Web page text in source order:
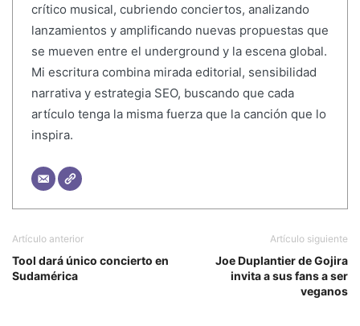
crítico musical, cubriendo conciertos, analizando
lanzamientos y amplificando nuevas propuestas que
se mueven entre el underground y la escena global.
Mi escritura combina mirada editorial, sensibilidad
narrativa y estrategia SEO, buscando que cada
artículo tenga la misma fuerza que la canción que lo
inspira.
Artículo anterior
Tool dará único concierto en
Sudamérica
Artículo siguiente
Joe Duplantier de Gojira
invita a sus fans a ser
veganos